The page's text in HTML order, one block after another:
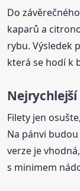
Do
kaparů a
rybu. Výsledek
která se hodí k
Nejrychlejší
Filety jen
Na pánvi
verze je
s minimem